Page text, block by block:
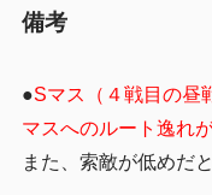
備考
●Sマス（４戦目の昼
マスへのルート逸れ
また、索敵が低めだ